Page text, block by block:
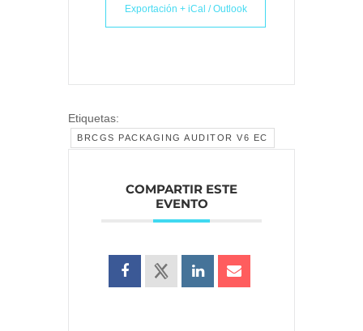
Exportación + iCal / Outlook
Etiquetas:
BRCGS PACKAGING AUDITOR V6 EC
COMPARTIR ESTE
EVENTO